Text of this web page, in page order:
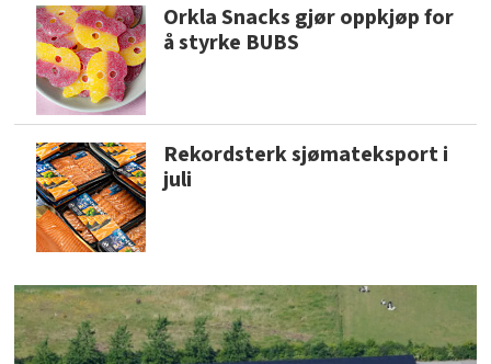
Orkla Snacks gjør oppkjøp for
å styrke BUBS
Rekordsterk sjømateksport i
juli